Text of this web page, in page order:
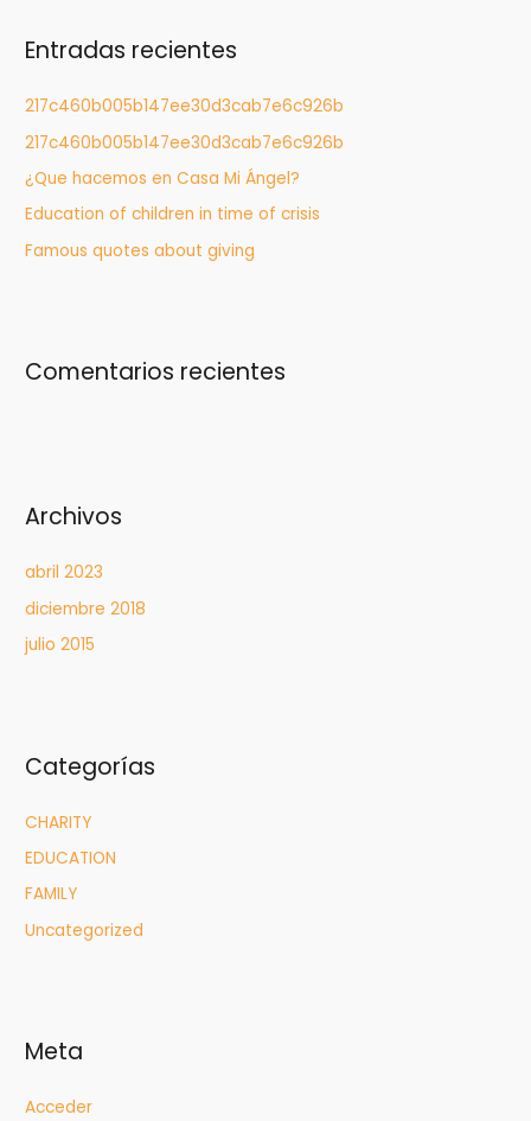
a
:
Entradas recientes
217c460b005b147ee30d3cab7e6c926b
217c460b005b147ee30d3cab7e6c926b
¿Que hacemos en Casa Mi Ángel?
Education of children in time of crisis
Famous quotes about giving
Comentarios recientes
Archivos
abril 2023
diciembre 2018
julio 2015
Categorías
CHARITY
EDUCATION
FAMILY
Uncategorized
Meta
Acceder